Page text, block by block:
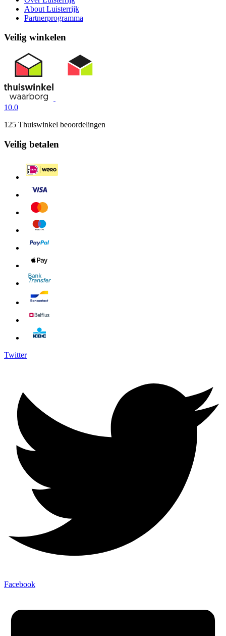
About Luisterrijk
Partnerprogramma
Veilig winkelen
10.0
125 Thuiswinkel beoordelingen
Veilig betalen
Twitter
Facebook